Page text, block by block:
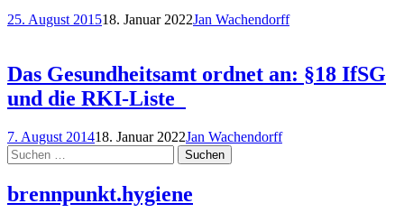
25. August 201518. Januar 2022Jan Wachendorff
Das Gesundheitsamt ordnet an: §18 IfSG
und die RKI-Liste
7. August 201418. Januar 2022Jan Wachendorff
Suchen
nach:
brennpunkt.hygiene